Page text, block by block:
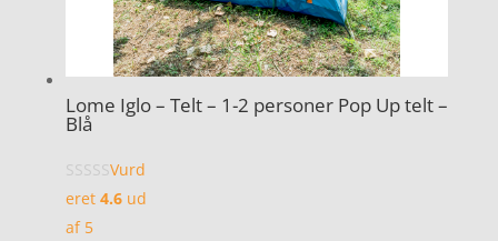
Lome Iglo – Telt – 1-2 personer Pop Up telt –
Blå
Vurd
eret 4.6ud
af 5